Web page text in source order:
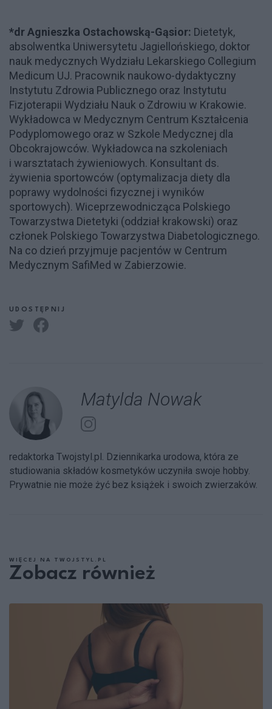
*dr Agnieszka Ostachowską-Gąsior: Dietetyk,
absolwentka Uniwersytetu Jagiellońskiego, doktor
nauk medycznych Wydziału Lekarskiego Collegium
Medicum UJ. Pracownik naukowo-dydaktyczny
Instytutu Zdrowia Publicznego oraz Instytutu
Fizjoterapii Wydziału Nauk o Zdrowiu w Krakowie.
Wykładowca w Medycznym Centrum Kształcenia
Podyplomowego oraz w Szkole Medycznej dla
Obcokrajowców. Wykładowca na szkoleniach
i warsztatach żywieniowych. Konsultant ds.
żywienia sportowców (optymalizacja diety dla
poprawy wydolności fizycznej i wyników
sportowych). Wiceprzewodnicząca Polskiego
Towarzystwa Dietetyki (oddział krakowski) oraz
członek Polskiego Towarzystwa Diabetologicznego.
Na co dzień przyjmuje pacjentów w Centrum
Medycznym SafiMed w Zabierzowie.
UDOSTĘPNIJ
Matylda Nowak
redaktorka Twojstyl.pl. Dziennikarka urodowa, która ze
studiowania składów kosmetyków uczyniła swoje hobby.
Prywatnie nie może żyć bez książek i swoich zwierzaków.
WIĘCEJ NA TWOJSTYL.PL
Zobacz również